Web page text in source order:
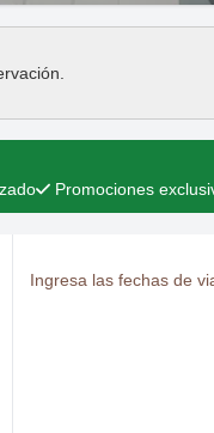
Promociones
Ingresa las fechas de